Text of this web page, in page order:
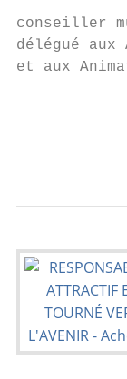
conseiller
délégué aux
et aux